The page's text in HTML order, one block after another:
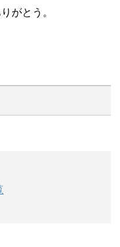
がとう。